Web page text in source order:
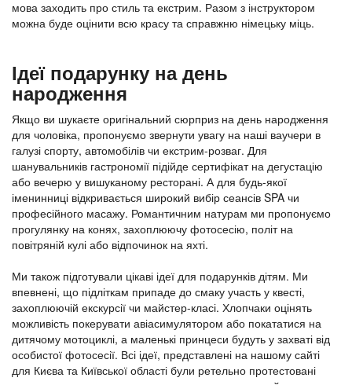
мова заходить про стиль та екстрим. Разом з інструктором
можна буде оцінити всю красу та справжню німецьку міць.
Ідеї подарунку на день
народження
Якщо ви шукаєте оригінальний сюрприз на день народження
для чоловіка, пропонуємо звернути увагу на наші ваучери в
галузі спорту, автомобілів чи екстрим-розваг. Для
шанувальників гастрономії підійде сертифікат на дегустацію
або вечерю у вишуканому ресторані. А для будь-якої
іменинниці відкривається широкий вибір сеансів SPA чи
професійного масажу. Романтичним натурам ми пропонуємо
прогулянку на конях, захоплюючу фотосесію, політ на
повітряній кулі або відпочинок на яхті.
Ми також підготували цікаві ідеї для подарунків дітям. Ми
впевнені, що підліткам припаде до смаку участь у квесті,
захоплюючій екскурсії чи майстер-класі. Хлопчаки оцінять
можливість покерувати авіасимулятором або покататися на
дитячому мотоциклі, а маленькі принцеси будуть у захваті від
особистої фотосесії. Всі ідеї, представлені на нашому сайті
для Києва та Київської області були ретельно протестовані